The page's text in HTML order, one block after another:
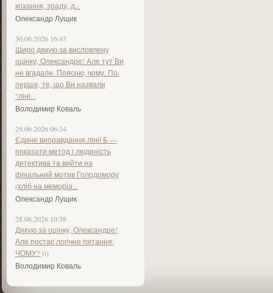
кохання, зраду, д...
Олександр Лущик
30.06.2026 16:43
Щиро дякую за висловлену
оцінку, Олександре! Але тут Ви
не вгадали. Поясню, чому. По-
перше, те, що Ви назвали
"ліні...
Володимир Коваль
29.06.2026 06:34
Єдине виправдання лінії Б —
показати метод і людяність
детектива та вийти на
фінальний мотив Голодомору
(хліб на меморіа...
Олександр Лущик
28.06.2026 10:38
Дякую за оцінку, Олександре!
Але постає логічне питання:
ЧОМУ? )))
Володимир Коваль